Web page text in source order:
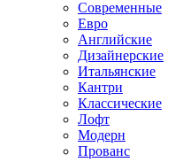
Современные
Евро
Английские
Дизайнерские
Итальянские
Кантри
Классические
Лофт
Модерн
Прованс